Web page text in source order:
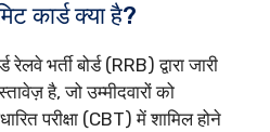
कार्ड क्या है?
भर्ती बोर्ड (RRB) द्वारा जारी
है, जो उम्मीदवारों को
परीक्षा (CBT) में शामिल होने